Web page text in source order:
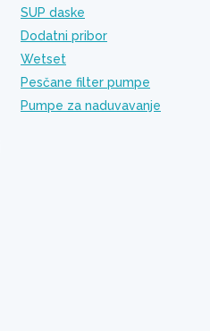
SUP daske
Dodatni pribor
Wetset
Pesčane filter pumpe
Pumpe za naduvavanje